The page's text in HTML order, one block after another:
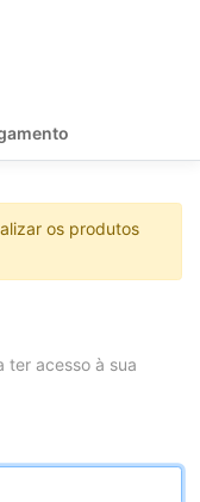
os produtos
ter acesso à sua